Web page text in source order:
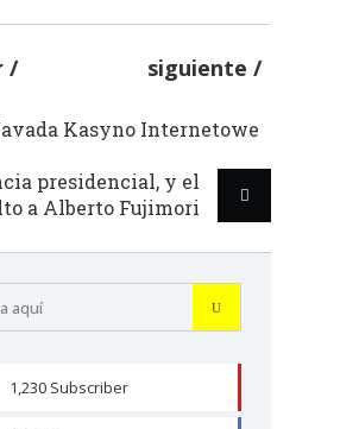
siguiente
Kasyno Internetowe
presidencial, y el
a Alberto Fujimori
1,230 Subscriber